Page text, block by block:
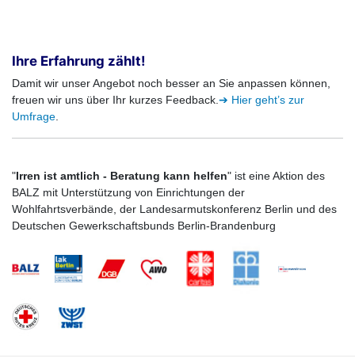
Ihre Erfahrung zählt!
Damit wir unser Angebot noch besser an Sie anpassen können,
freuen wir uns über Ihr kurzes Feedback. ➔ Hier geht’s zur
Umfrage
"Irren ist amtlich - Beratung kann helfen" ist eine Aktion des
BALZ mit Unterstützung von Einrichtungen der
Wohlfahrtsverbände, der Landesarmutskonferenz Berlin und des
Deutschen Gewerkschaftsbunds Berlin-Brandenburg